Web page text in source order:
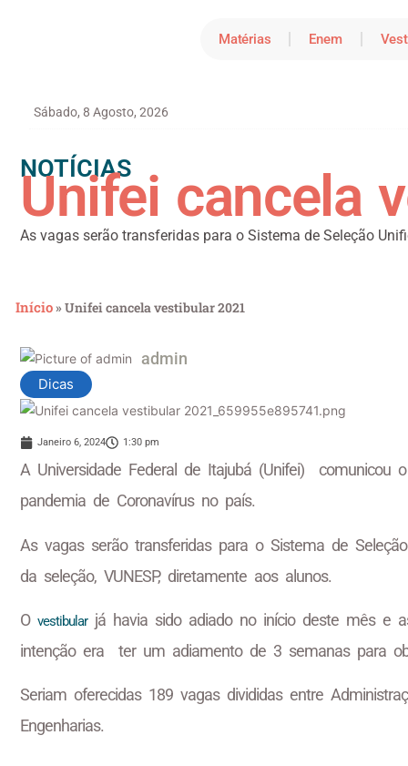
Matérias Enem
Sábado, 8 Agosto, 2026
NOTÍCIAS
Unifei cancela
As vagas serão transferidas para o Sistema de Seleção
Início»Unifei cancela vestibular 2021
admin
Dicas
Janeiro 6, 2024 1:30 pm
A Universidade Federal de Itajubá (Unifei) comunicou
pandemia de Coronavírus no país.
As vagas serão transferidas para o Sistema de
da seleção, VUNESP, diretamente aos alunos.
O vestibularjá havia sido adiado no início deste mês e
intenção era ter um adiamento de 3 semanas para
Seriam oferecidas 189 vagas divididas entre
Engenharias.